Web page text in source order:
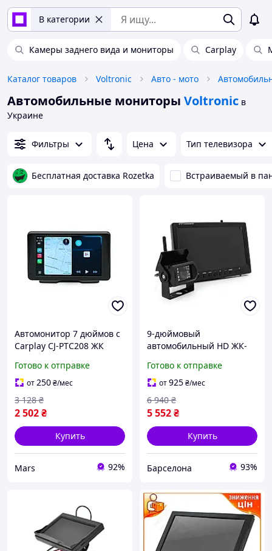
В категории
Камеры заднего вида и мониторы Carplay
Каталог товаров Voltronic Авто - мото
Автомобильные мониторы Voltronic в
Украине
Фильтры Цена Тип телевизора
Бесплатная доставка Rozetka Встраиваемый в
Автомонитор 7 дюймов с
Carplay CJ-PTC208 ЖК
impulse
Готово к отправке
от250₴/мес
2 502₴
3 128 ₴
Купить
Mars 92%
9-дюймовый
автомобильный HD ЖК-
расширение 420TVL угол
линзы 120°
Готово к отправке
от925₴/мес
5 552₴
6 940 ₴
Купить
Барселона 93%